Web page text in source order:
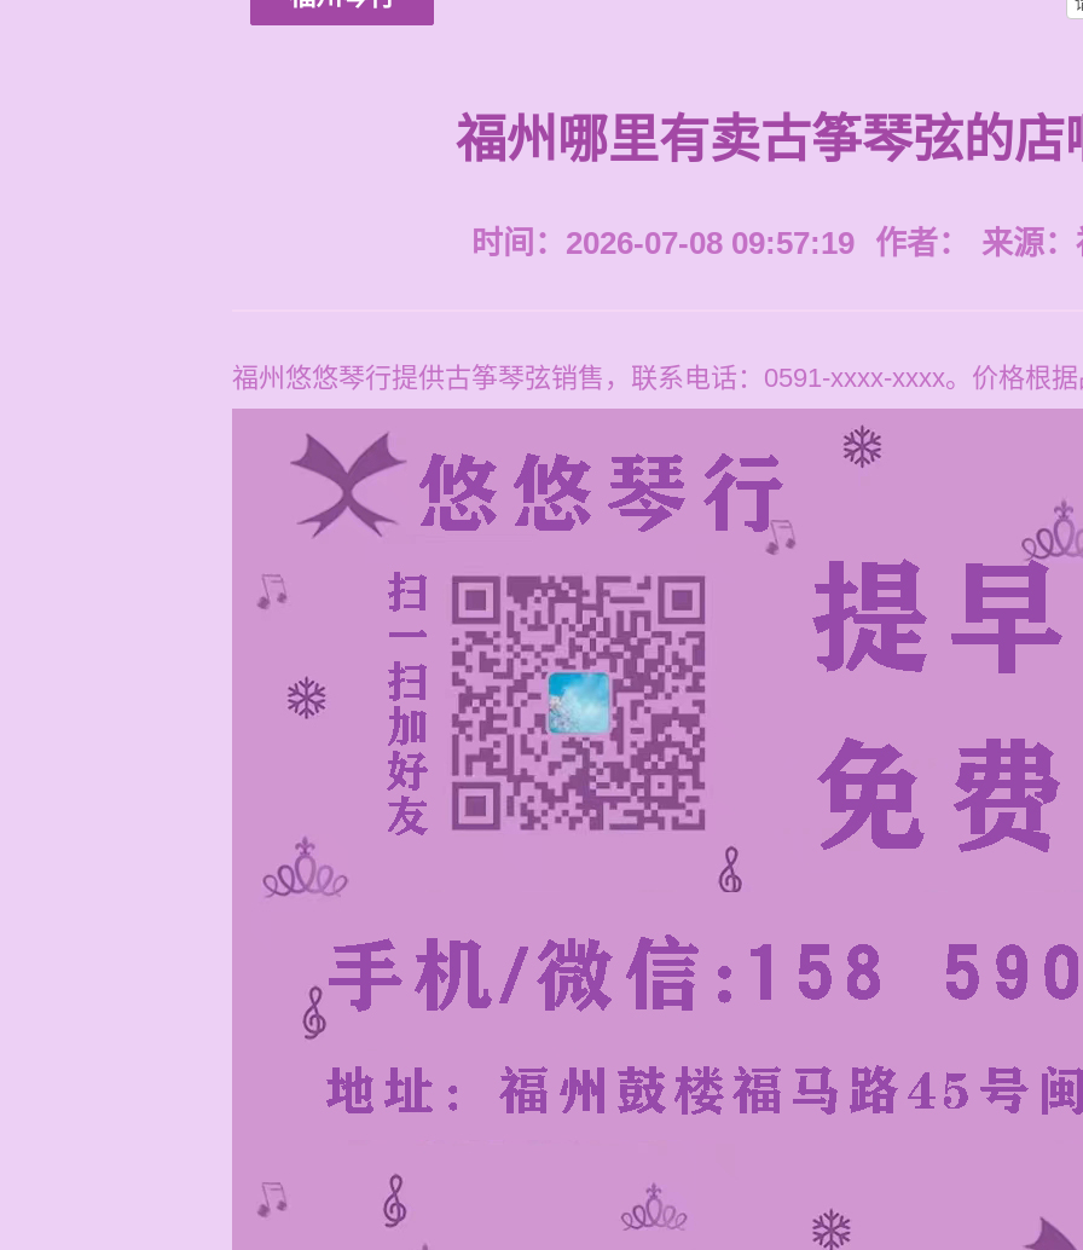
福州哪里有卖古筝琴弦的店
时间：2026-07-08 09:57:19 作者： 来源：
福州悠悠琴行提供古筝琴弦销售，联系电话：0591-xxxx-xxxx。价格根